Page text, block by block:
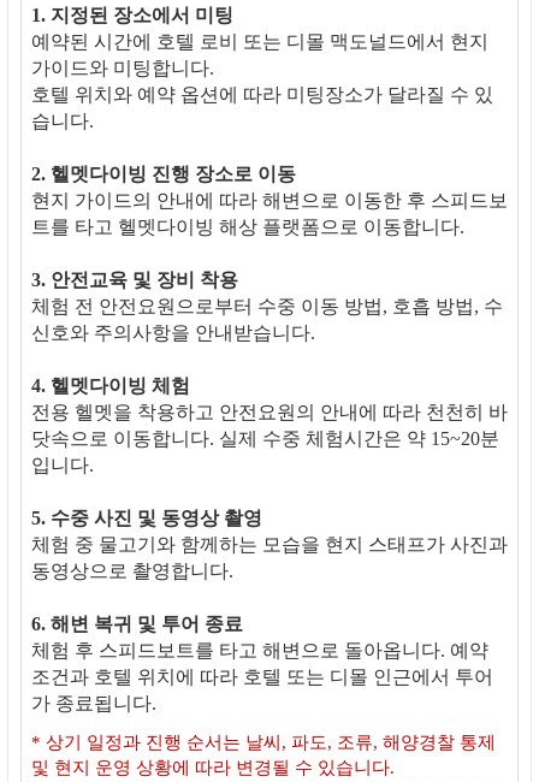
1. 지정된 장소에서 미팅
예약된 시간에 호텔 로비 또는 디몰 맥도널드에서 현지
가이드와 미팅합니다.
호텔 위치와 예약 옵션에 따라 미팅장소가 달라질 수 있
습니다.
2. 헬멧다이빙 진행 장소로 이동
현지 가이드의 안내에 따라 해변으로 이동한 후 스피드보
트를 타고 헬멧다이빙 해상 플랫폼으로 이동합니다.
3. 안전교육 및 장비 착용
체험 전 안전요원으로부터 수중 이동 방법, 호흡 방법, 수
신호와 주의사항을 안내받습니다.
4. 헬멧다이빙 체험
전용 헬멧을 착용하고 안전요원의 안내에 따라 천천히 바
닷속으로 이동합니다. 실제 수중 체험시간은 약 15~20분
입니다.
5. 수중 사진 및 동영상 촬영
체험 중 물고기와 함께하는 모습을 현지 스태프가 사진과
동영상으로 촬영합니다.
6. 해변 복귀 및 투어 종료
체험 후 스피드보트를 타고 해변으로 돌아옵니다. 예약
조건과 호텔 위치에 따라 호텔 또는 디몰 인근에서 투어
가 종료됩니다.
* 상기 일정과 진행 순서는 날씨, 파도, 조류, 해양경찰 통제
및 현지 운영 상황에 따라 변경될 수 있습니다.